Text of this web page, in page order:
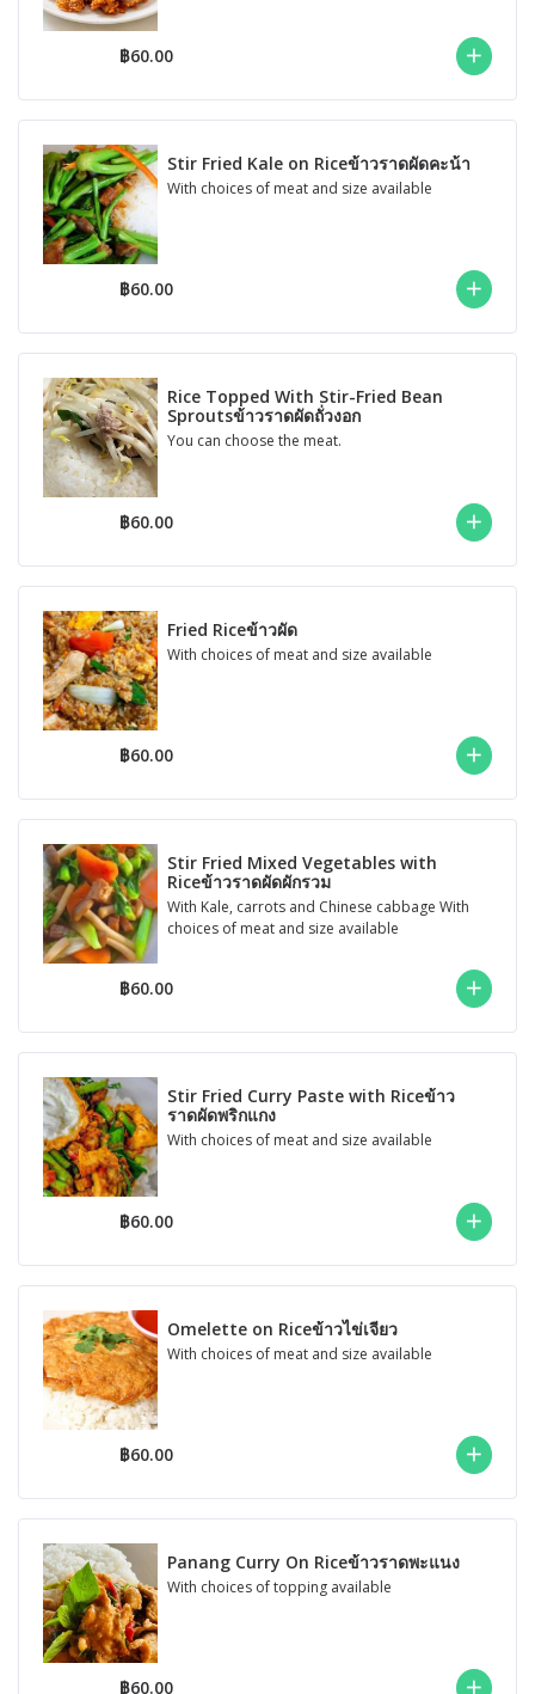
฿60.00
Stir Fried Kale on Riceข้าวราดผัดคะน้า
With choices of meat and size available
฿60.00
Rice Topped With Stir-Fried Bean
Sproutsข้าวราดผัดถั่วงอก
You can choose the meat.
฿60.00
Fried Riceข้าวผัด
With choices of meat and size available
฿60.00
Stir Fried Mixed Vegetables with
Riceข้าวราดผัดผักรวม
With Kale, carrots and Chinese cabbage With
choices of meat and size available
฿60.00
Stir Fried Curry Paste with Riceข้าว
ราดผัดพริกแกง
With choices of meat and size available
฿60.00
Omelette on Riceข้าวไข่เจียว
With choices of meat and size available
฿60.00
Panang Curry On Riceข้าวราดพะแนง
With choices of topping available
฿60.00